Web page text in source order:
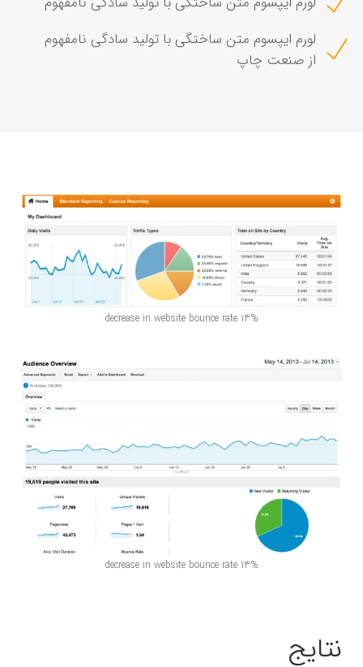
لورم ایپسوم متن ساختگی با تولید سادگی نامفهوم
از صنعت چاپ
13% decrease in website bounce rate
13% decrease in website bounce rate
نتایج